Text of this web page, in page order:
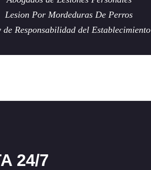
Lesion Por Mordeduras De Perros
de Responsabilidad del Establecimiento
24/7